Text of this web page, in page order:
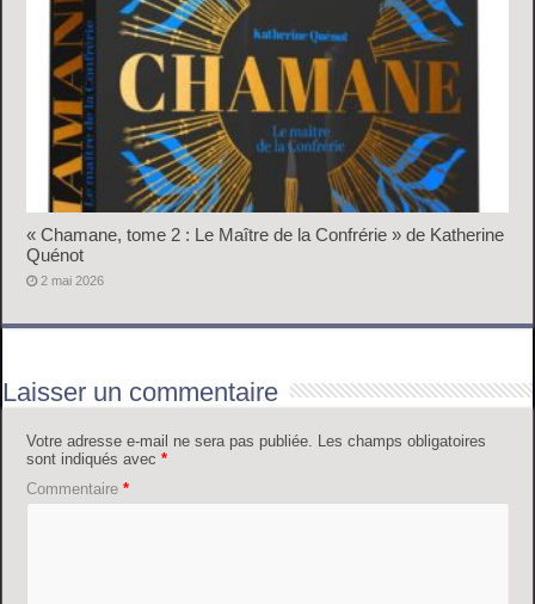
« Chamane, tome 2 : Le Maître de la Confrérie » de Katherine
Quénot
2 mai 2026
Laisser un commentaire
Votre adresse e-mail ne sera pas publiée.
Les champs obligatoires
sont indiqués avec*
Commentaire*